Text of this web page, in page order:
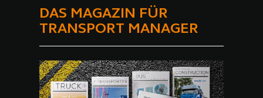
DAS MAGAZIN FÜR
TRANSPORT MANAGER